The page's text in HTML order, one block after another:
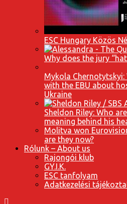
ESC Hungary Közös
Why does the jury
Mykola
with the EBU about
Ukraine
Sheldon Riley: Who
meaning behind his
Molitva won
are they now?
Rólunk – About us
Rajongói klub
GY.I.K.
ESC tanfolyam
Adatkezelési